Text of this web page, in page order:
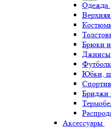
Одежда
Брюки
Джинсы
Юбки,
Бриджи
Аксессуары